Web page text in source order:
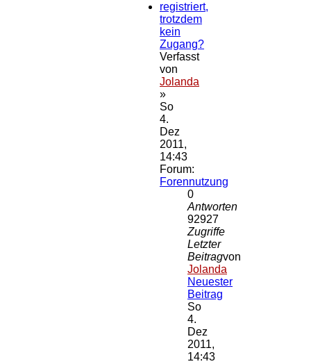
registriert,
trotzdem
kein
Zugang?
Verfasst
von
Jolanda
»
So
4.
Dez
2011,
14:43
Forum:
Forennutzung
0
Antworten
92927
Zugriffe
Letzter
Beitragvon
Jolanda
Neuester
Beitrag
So
4.
Dez
2011,
14:43